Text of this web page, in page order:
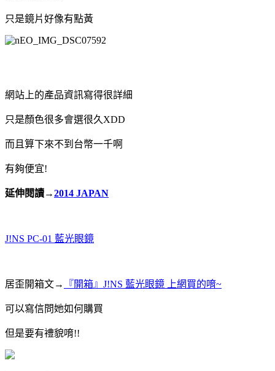
只是鏡片好像有點黃
網站上的產品資訊寫得很詳細
只是顏色很多會選很久XDD
而且算下來不到台幣一千啊
有夠便宜!
延伸閱讀→2014 JAPAN
J!NS PC-01 藍光眼鏡
居歪開箱文→ 『開箱』J!NS 藍光眼鏡 上網買的唷~
可以寫信問她如何購買
但是要有禮貌唷!!